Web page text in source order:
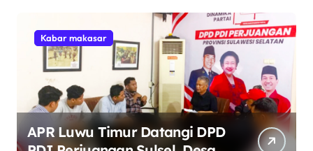
Kabar makasar
APR Luwu Timur Datangi DPD